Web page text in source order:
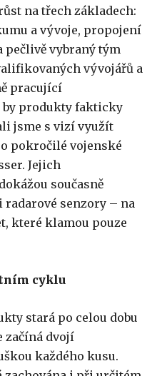
na třech základech:
a vývoje, propojení
pečlivě vybraný tým
vývojářů a
pracující
by produkty fakticky
jsme s vizí využít
pokročilé vojenské
Jejich
současně
senzory – na
které klamou pouze
cyklu
stará po celou dobu
začíná dvojí
každého kusu.